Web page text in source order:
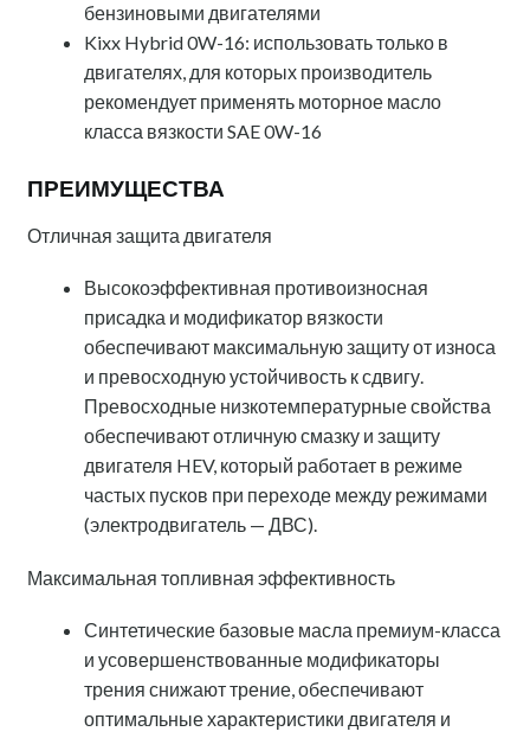
бензиновыми двигателями
Kixx Hybrid 0W-16: использовать только в
двигателях, для которых производитель
рекомендует применять моторное масло
класса вязкости SAE 0W-16
ПРЕИМУЩЕСТВА
Отличная защита двигателя
Высокоэффективная противоизносная
присадка и модификатор вязкости
обеспечивают максимальную защиту от износа
и превосходную устойчивость к сдвигу.
Превосходные низкотемпературные свойства
обеспечивают отличную смазку и защиту
двигателя HEV, который работает в режиме
частых пусков при переходе между режимами
(электродвигатель — ДВС).
Максимальная топливная эффективность
Синтетические базовые масла премиум-класса
и усовершенствованные модификаторы
трения снижают трение, обеспечивают
оптимальные характеристики двигателя и